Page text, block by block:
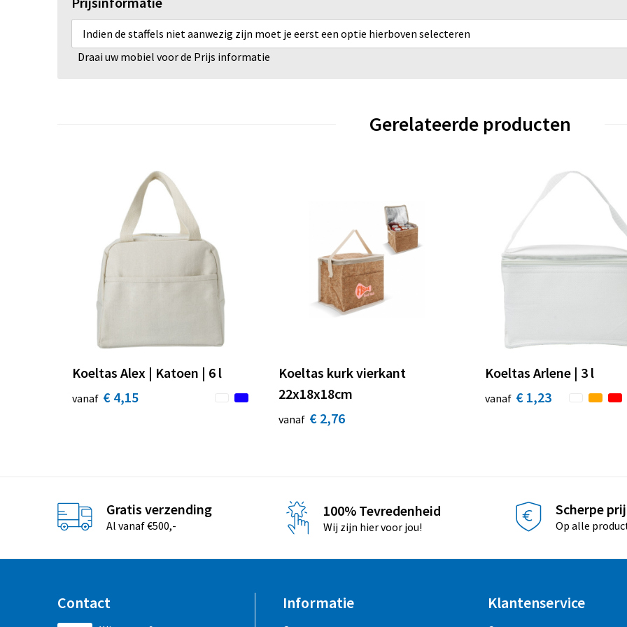
Indien de staffels niet aanwezig zijn moet je eerst een optie hierboven selecteren
Draai uw mobiel voor de Prijs informatie
Gerelateerde producten
Koeltas Alex | Katoen | 6 l
vanaf € 4,15
Koeltas kurk vierkant
22x18x18cm
vanaf € 2,76
Koeltas Arlene | 3 l
vanaf € 1,23
Gratis verzending
Al vanaf €500,-
100% Tevredenheid
Wij zijn hier voor jou!
Scherpe
Op alle
Contact Informatie Klantenservice